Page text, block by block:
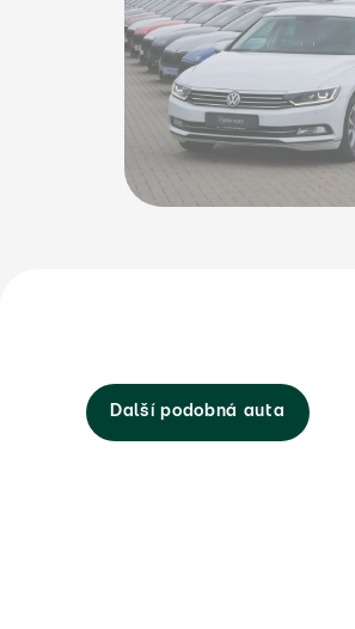
Další podobná auta